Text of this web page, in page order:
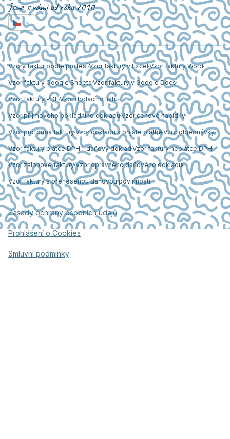
Jsme s vámi od roku 2010
Vzory faktur podle profesíVzor faktury v ExcelVzor faktury Word
Vzor faktury Google Sheets Vzor faktury v Google Docs
Vzor faktury PDFVzor dodacího listu
Vzor příjmového pokladního dokladuVzor cenové nabídky
Vzor proforma fakturyVzor dokladu k přijaté platběVzor objednávky
Vzor faktury plátce DPH - daňový dokladVzor faktury neplátce DPH
Vzor zálohové fakturyVzor opravného daňového dokladu
Vzor faktury s přenesenou daňovou povinností
Zásady ochrany osobních údajů
Prohlášení o Cookies
Smluvní podmínky